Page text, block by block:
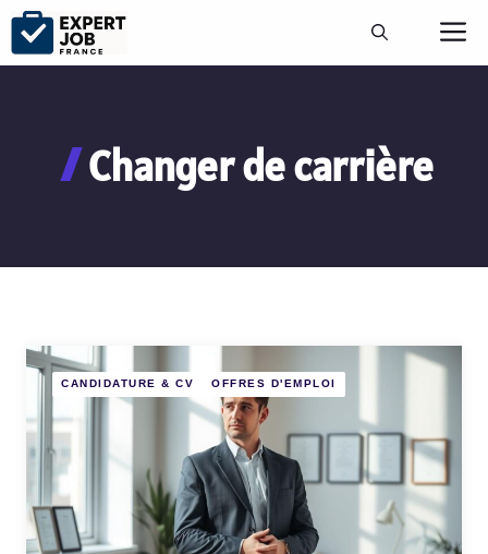
Aller
contenu
Changer de carrière
CANDIDATURE & CV OFFRES D'EMPLOI